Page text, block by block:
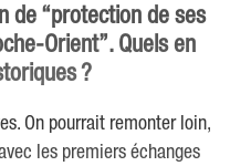
de “protection de ses
Orient”. Quels en
?
On pourrait remonter loin,
les premiers échanges